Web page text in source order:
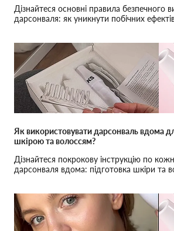
Дізнайтеся основні правила безпечного
дарсонваля: як уникнути побічних
Як використовувати дарсонваль вдома
шкірою та волоссям?
Дізнайтеся покрокову інструкцію по
дарсонваля вдома: підготовка шкіри та